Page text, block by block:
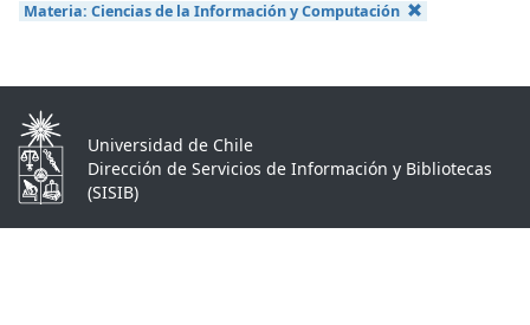
Materia: Ciencias de la Información y Computación
Universidad de Chile
Dirección de Servicios de Información y Bibliotecas
(SISIB)